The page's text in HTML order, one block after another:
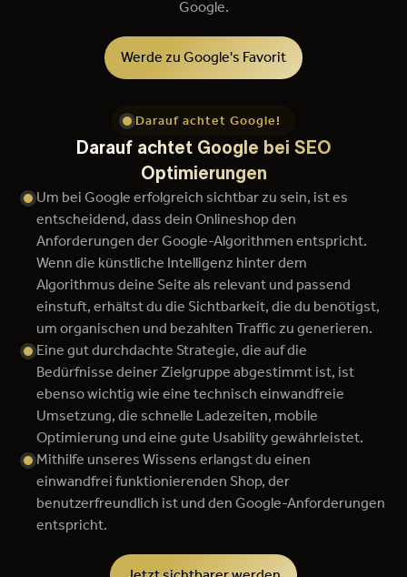
Google.
Werde zu Google's Favorit
Darauf achtet Google!
Darauf achtet Google bei SEO
Optimierungen
Um bei Google erfolgreich sichtbar zu sein, ist es
entscheidend, dass dein Onlineshop den
Anforderungen der Google-Algorithmen entspricht.
Wenn die künstliche Intelligenz hinter dem
Algorithmus deine Seite als relevant und passend
einstuft, erhältst du die Sichtbarkeit, die du benötigst,
um organischen und bezahlten Traffic zu generieren.
Eine gut durchdachte Strategie, die auf die
Bedürfnisse deiner Zielgruppe abgestimmt ist, ist
ebenso wichtig wie eine technisch einwandfreie
Umsetzung, die schnelle Ladezeiten, mobile
Optimierung und eine gute Usability gewährleistet.
Mithilfe unseres Wissens erlangst du einen
einwandfrei funktionierenden Shop, der
benutzerfreundlich ist und den Google-Anforderungen
entspricht.